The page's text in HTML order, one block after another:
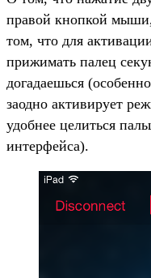
правой кнопкой
том, что для
прижимать палец
догадаешься
заодно активирует
удобнее целиться
интерфейса).